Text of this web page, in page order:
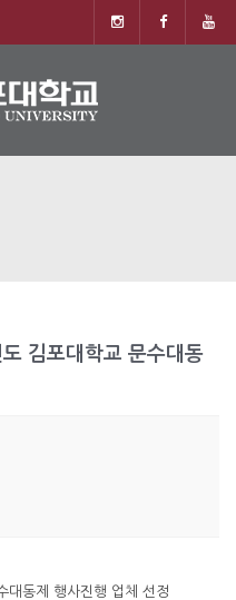
김포대학교 문수대동
동제 행사진행 업체 선정